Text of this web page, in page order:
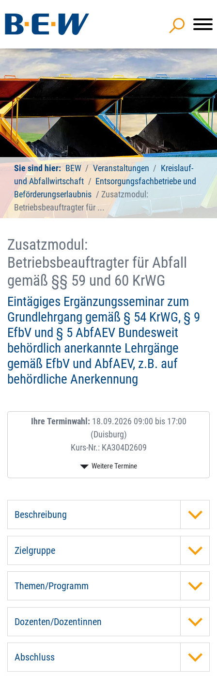
Sie sind hier: BEW Veranstaltungen
Kreislauf-
und Abfallwirtschaft
Entsorgungsfachbetriebe und
Beförderungserlaubnis
Zusatzmodul:
Betriebsbeauftragter für ...
Zusatzmodul:
Betriebsbeauftragter für Abfall
gemäß §§ 59 und 60 KrWG
Eintägiges Ergänzungsseminar zum
Grundlehrgang gemäß § 54 KrWG, § 9
EfbV und § 5 AbfAEV Bundesweit
behördlich anerkannte Lehrgänge
gemäß EfbV und AbfAEV, z.B. auf
behördliche Anerkennung
Ihre Terminwahl: 18.09.2026 09:00 bis 17:00
(Duisburg)
Kurs-Nr.: KA304D2609
Beschreibung
Zielgruppe
Themen/Programm
Dozenten/Dozentinnen
Abschluss